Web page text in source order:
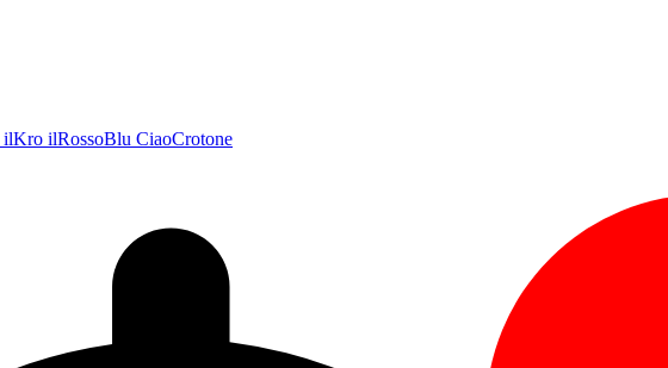
ilKro ilRossoBlu CiaoCrotone